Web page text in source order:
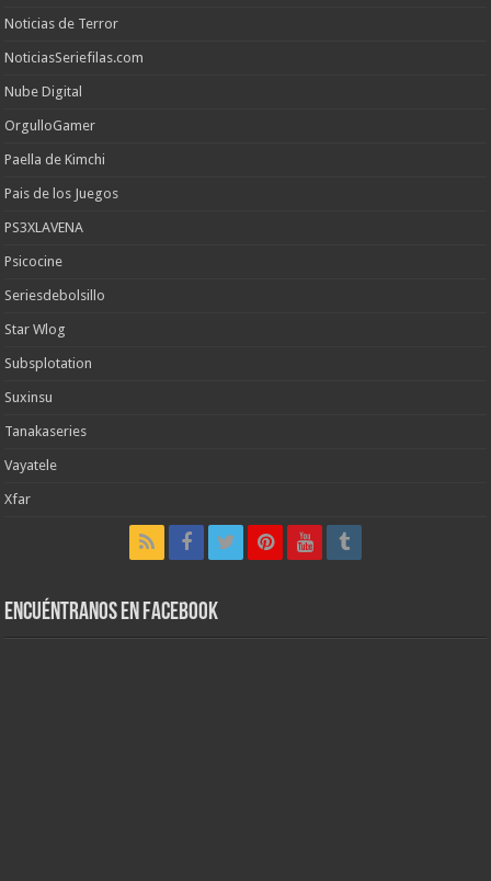
Noticias de Terror
NoticiasSeriefilas.com
Nube Digital
OrgulloGamer
Paella de Kimchi
Pais de los Juegos
PS3XLAVENA
Psicocine
Seriesdebolsillo
Star Wlog
Subsplotation
Suxinsu
Tanakaseries
Vayatele
Xfar
Encuéntranos en Facebook